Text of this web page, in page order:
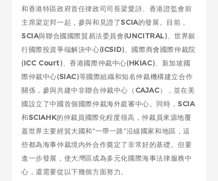
和香港特區政府首任律政司司長梁愛詩、香港證監會前
主席梁定邦一起，參與和見證了SCIA的發展。目前，
SCIA與聯合國國際貿易法委員會(UNCITRAL)、世界銀
行國際投資爭端解決中心(ICSID)、國際商會國際仲裁院
(ICC Court)、香港國際仲裁中心(HKIAC)、新加坡國
際仲裁中心(SIAC)等國際組織和知名仲裁機構建立合作
關係，參與共建中非聯合仲裁中心（ CAJAC），並在美
國設立了中國首個國際仲裁海外庭審中心。同時，SCIA
和SCIAHK的仲裁員國際化程度很高，仲裁員來源地覆
蓋世界主要經貿大國和“一帶一路”沿線國家和地區，這
些都為海事仲裁境內外合作奠定了非常好的基礎。但要
進一步發展，使大灣區成為多元化國際海事法律服務中
心，還需要從以下幾個方面努力。